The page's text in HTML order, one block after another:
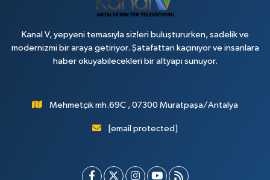
Kanal V, yepyeni temasıyla sizleri buluştururken, sadelik ve
modernizmi bir araya getiriyor. Şatafattan kaçınıyor ve insanlara
haber okuyabilecekleri bir altyapı sunuyor.
Mehmetçik mh.69C , 07300 Muratpaşa/Antalya
[email protected]